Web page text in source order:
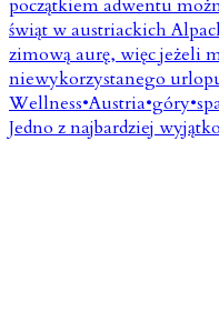
Jedno z najbardziej